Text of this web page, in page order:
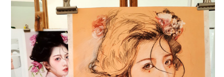
cours & ateliers
stages
ma galerie